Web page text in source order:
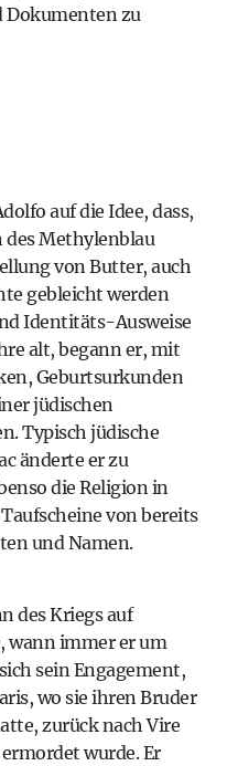
zu
auf die Idee, dass,
des Methylenblau
von Butter, auch
gebleicht werden
Identitäts-Ausweise
alt, begann er, mit
Geburtsurkunden
jüdischen
Typisch jüdische
änderte er zu
die Religion in
von bereits
und Namen.
des Kriegs auf
wann immer er um
sein Engagement,
wo sie ihren Bruder
zurück nach Vire
wurde. Er